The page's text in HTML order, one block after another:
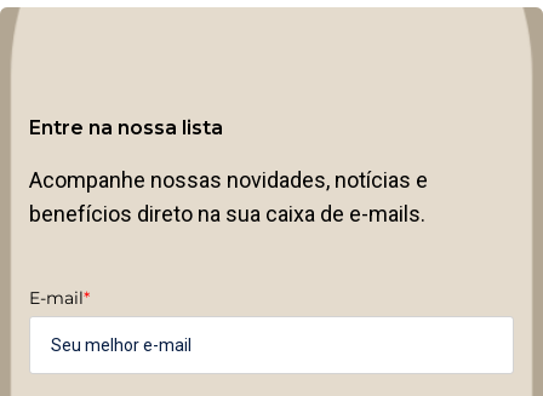
Entre na nossa lista
Acompanhe nossas novidades, notícias e
benefícios direto na sua caixa de e-mails.
E-mail*